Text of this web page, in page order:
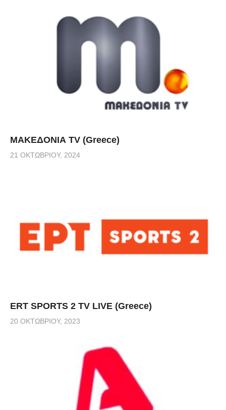
ΜΑΚΕΔΟΝΙΑ TV (Greece)
21 ΟΚΤΩΒΡΊΟΥ, 2024
ERT SPORTS 2 TV LIVE (Greece)
20 ΟΚΤΩΒΡΊΟΥ, 2023